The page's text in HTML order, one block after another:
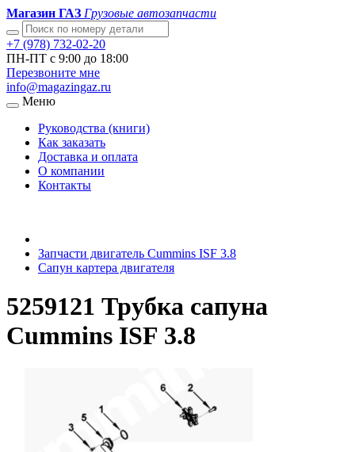
Магазин ГАЗ Грузовые автозапчасти
+7 (978) 732-02-20
ПН-ПТ с 9:00 до 18:00
Перезвоните мне
info@magazingaz.ru
Меню
Руководства (книги)
Как заказать
Доставка и оплата
О компании
Контакты
Запчасти двигатель Cummins ISF 3.8
Сапун картера двигателя
5259121 Трубка сапуна
Cummins ISF 3.8